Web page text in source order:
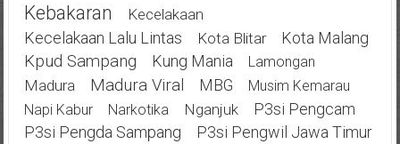
Kebakaran Kecelakaan
Kecelakaan Lalu Lintas Kota Blitar Kota Malang
Kpud Sampang Kung Mania Lamongan
Madura Madura Viral MBG
Musim Kemarau
Napi Kabur
Narkotika Nganjuk
P3si Pengcam
P3si Pengda Sampang
P3si Pengwil Jawa Timur